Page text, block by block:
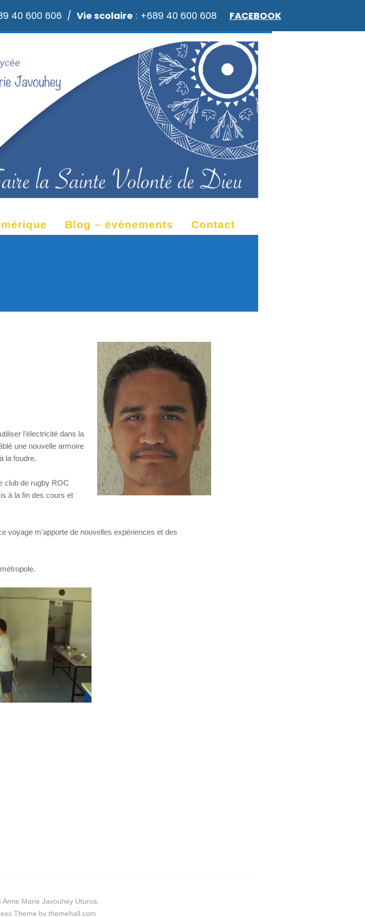
Blog – évènements Contact
l’électricité dans la
une nouvelle armoire
la foudre.
club de rugby ROC
à la fin des cours et
voyage m’apporte de nouvelles expériences et des
Marie Javouhey Uturoa.
Theme by themehall.com
40 600 606 / Vie scolaire : +689 40 600 608 FACEBOOK